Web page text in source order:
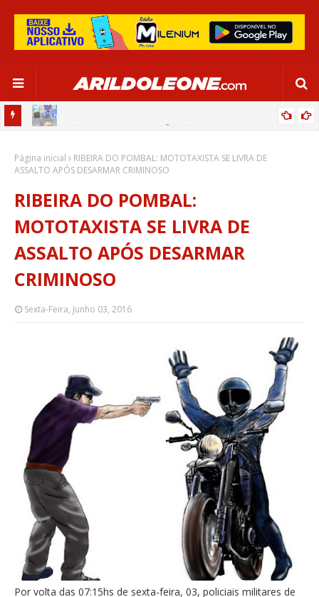
“SATISFAÇÃO MUITO GRANDE”
Página inicial
RIBEIRA DO POMBAL: MOTOTAXISTA SE LIVRA DE
ASSALTO APÓS DESARMAR CRIMINOSO
RIBEIRA DO POMBAL:
MOTOTAXISTA SE LIVRA DE
ASSALTO APÓS DESARMAR
CRIMINOSO
Sexta-Feira, Junho 03, 2016
Por volta das 07:15hs de sexta-feira, 03, policiais militares de